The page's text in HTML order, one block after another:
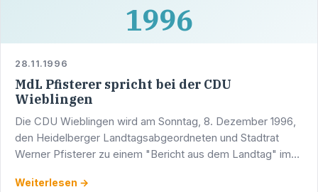
1996
28.11.1996
MdL Pfisterer spricht bei der CDU
Wieblingen
Die CDU Wieblingen wird am Sonntag, 8. Dezember 1996,
den Heidelberger Landtagsabgeordneten und Stadtrat
Werner Pfisterer zu einem "Bericht aus dem Landtag" im
Weiterlesen →